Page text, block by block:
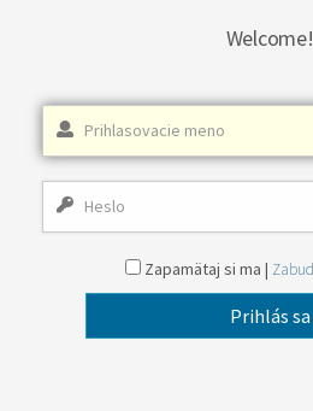
Welcome!
Zapamätaj si ma |